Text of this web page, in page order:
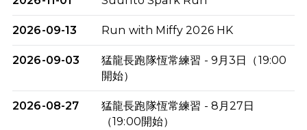
2026-09-13 Run with Miffy 2026 HK
2026-09-03
猛龍長跑隊恆常練習 - 9月3日（19:00
開始）
2026-08-27
猛龍長跑隊恆常練習 - 8月27日
（19:00開始）